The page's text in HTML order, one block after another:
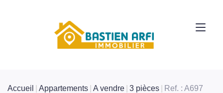
Accueil Appartements A vendre 3 pièces Ref. : A697